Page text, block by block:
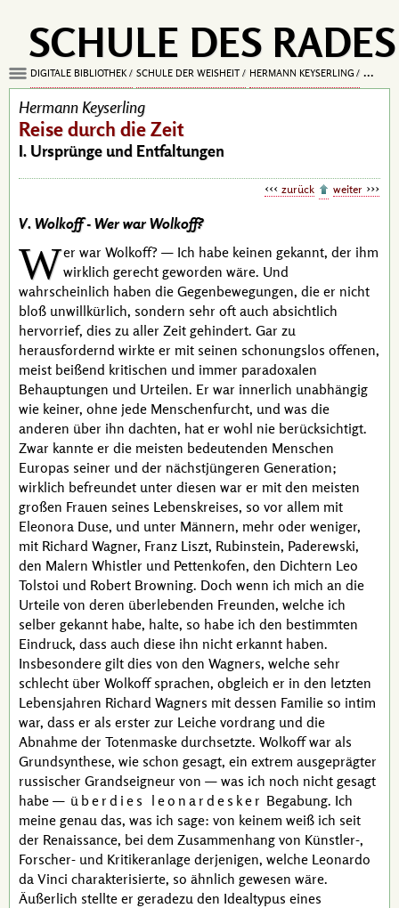
SCHULE DES RADES
DIGITALE BIBLIOTHEK SCHULE DER WEISHEIT HERMANN KEYSERLING REISE
Hermann Keyserling
Reise durch die Zeit
I. Ursprünge und Entfaltungen
zurück weiter
V. Wolkoff - Wer war Wolkoff?
Wer war Wolkoff? — Ich habe keinen gekannt, der ihm
wirklich gerecht geworden wäre. Und
wahrscheinlich haben die Gegenbewegungen, die er nicht
bloß unwillkürlich, sondern sehr oft auch absichtlich
hervorrief, dies zu aller Zeit gehindert. Gar zu
herausfordernd wirkte er mit seinen schonungslos offenen,
meist beißend kritischen und immer paradoxalen
Behauptungen und Urteilen. Er war innerlich unabhängig
wie keiner, ohne jede Menschenfurcht, und was die
anderen über ihn dachten, hat er wohl nie berücksichtigt.
Zwar kannte er die meisten bedeutenden Menschen
Europas seiner und der nächstjüngeren Generation;
wirklich befreundet unter diesen war er mit den meisten
großen Frauen seines Lebenskreises, so vor allem mit
Eleonora Duse, und unter Männern, mehr oder weniger,
mit Richard Wagner, Franz Liszt, Rubinstein, Paderewski,
den Malern Whistler und Pettenkofen, den Dichtern Leo
Tolstoi und Robert Browning. Doch wenn ich mich an die
Urteile von deren überlebenden Freunden, welche ich
selber gekannt habe, halte, so habe ich den bestimmten
Eindruck, dass auch diese ihn nicht erkannt haben.
Insbesondere gilt dies von den Wagners, welche sehr
schlecht über Wolkoffsprachen, obgleich er in den letzten
Lebensjahren Richard Wagners mit dessen Familie so intim
war, dass er als erster zur Leiche vordrang und die
Abnahme der Totenmaske durchsetzte. Wolkoffwar als
Grundsynthese, wie schon gesagt, ein extrem ausgeprägter
russischer Grandseigneur von — was ich noch nicht gesagt
habe — überdies leonardesker Begabung. Ich
meine genau das, was ich sage: von keinem weiß ich seit
der Renaissance, bei dem Zusammenhang von Künstler-,
Forscher- und Kritikeranlage derjenigen, welche Leonardo
da Vinci charakterisierte, so ähnlich gewesen wäre.
Äußerlich stellte er geradezu den Idealtypus eines